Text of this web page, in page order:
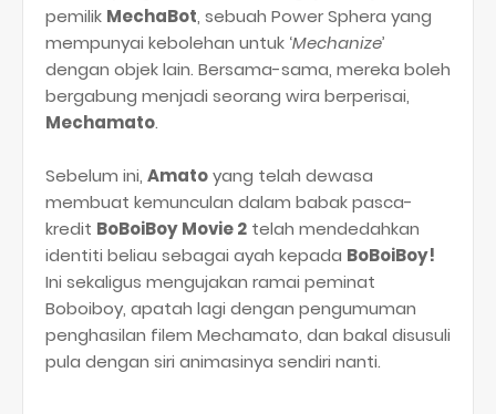
pemilik MechaBot, sebuah Power Sphera yang
mempunyai kebolehan untuk ‘Mechanize’
dengan objek lain. Bersama-sama, mereka boleh
bergabung menjadi seorang wira berperisai,
Mechamato.
Sebelum ini, Amatoyang telah dewasa
membuat kemunculan dalam babak pasca-
kredit BoBoiBoy Movie 2 telah mendedahkan
identiti beliau sebagai ayah kepada BoBoiBoy!
Ini sekaligus mengujakan ramai peminat
Boboiboy, apatah lagi dengan pengumuman
penghasilan filem Mechamato, dan bakal disusuli
pula dengan siri animasinya sendiri nanti.